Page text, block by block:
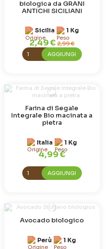
biologica da GRANI
ANTICHI SICILIANI
Sicilia 1 Kg
2,49 €2,99 €
AGGIUNGI
Farina di Segale
Integrale Bio macinata a
pietra
Italia 1 Kg
4,99 €
AGGIUNGI
Avocado biologico
Perù 1 Kg